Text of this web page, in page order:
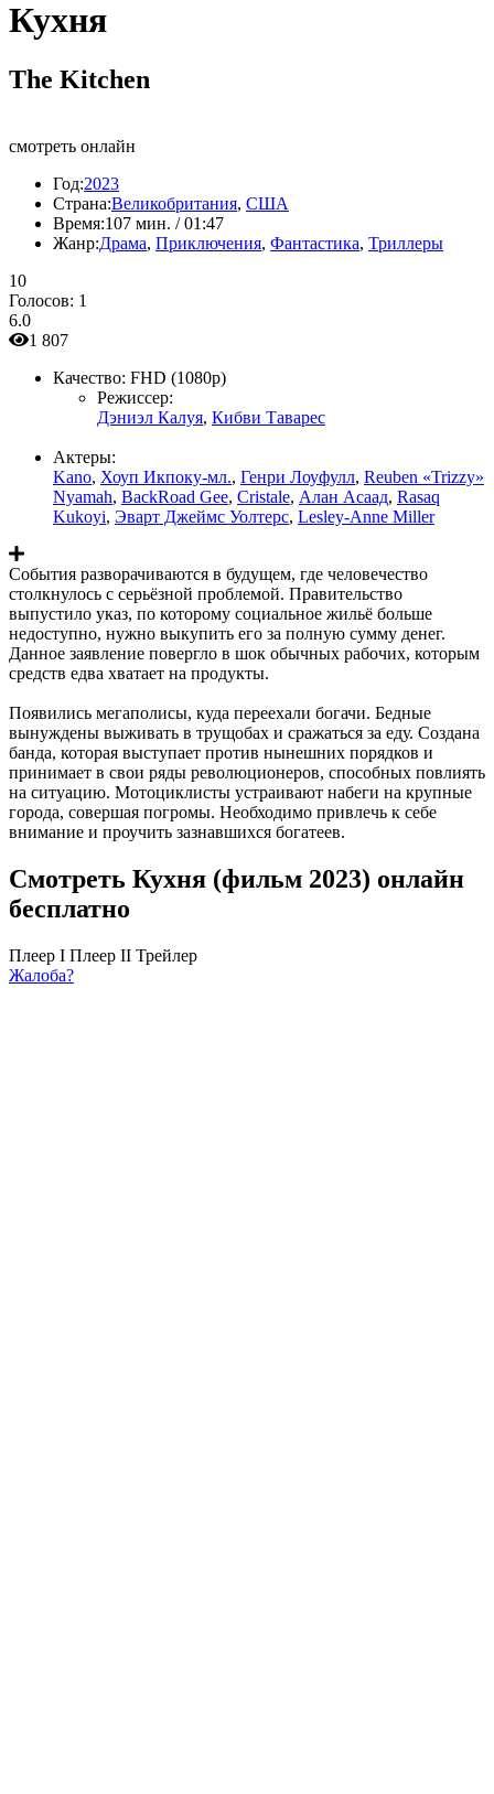
Кухня
The Kitchen
смотреть онлайн
Год:2023
Страна:Великобритания, США
Время:107 мин. / 01:47
Жанр:Драма, Приключения, Фантастика, Триллеры
10
Голосов: 1
6.0
1 807
Качество: FHD (1080p)
Режиссер:
Дэниэл Калуя, Кибви Таварес
Актеры:
Kano, Хоуп Икпоку-мл., Генри Лоуфулл, Reuben «Trizzy»
Nyamah, BackRoad Gee, Cristale, Алан Асаад, Rasaq
Kukoyi, Эварт Джеймс Уолтерс, Lesley-Anne Miller
События разворачиваются в будущем, где человечество
столкнулось с серьёзной проблемой. Правительство
выпустило указ, по которому социальное жильё больше
недоступно, нужно выкупить его за полную сумму денег.
Данное заявление повергло в шок обычных рабочих, которым
средств едва хватает на продукты.
Появились мегаполисы, куда переехали богачи. Бедные
вынуждены выживать в трущобах и сражаться за еду. Создана
банда, которая выступает против нынешних порядков и
принимает в свои ряды революционеров, способных повлиять
на ситуацию. Мотоциклисты устраивают набеги на крупные
города, совершая погромы. Необходимо привлечь к себе
внимание и проучить зазнавшихся богатеев.
Смотреть Кухня (фильм 2023) онлайн
бесплатно
Плеер I Плеер II Трейлер
Жалоба?